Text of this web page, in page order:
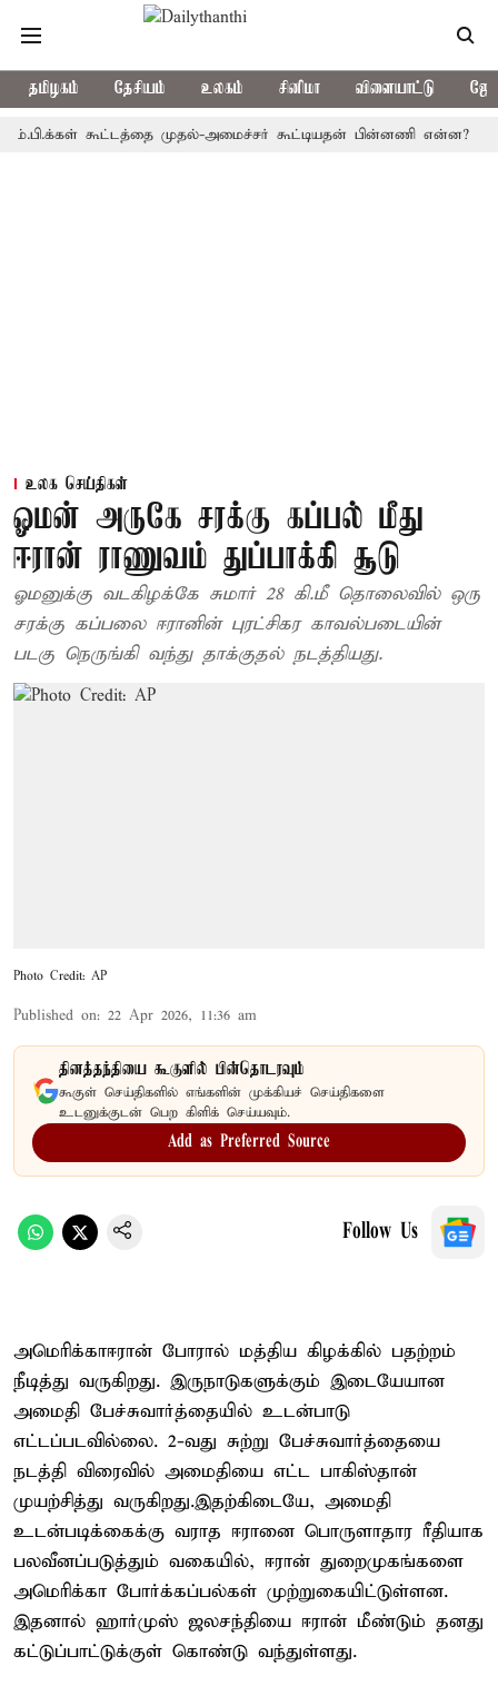
தமிழகம் தேசியம் உலகம் சினிமா விளையாட்டு
கூட்டத்தை முதல்-அமைச்சர் கூட்டியதன் பின்னணி என்ன?
உலக செய்திகள்
ஓமன் அருகே சரக்கு கப்பல் மீது
ஈரான் ராணுவம் துப்பாக்கி சூடு
ஓமனுக்கு வடகிழக்கே சுமார் 28 கி.மீ தொலைவில் ஒரு
சரக்கு கப்பலை ஈரானின் புரட்சிகர காவல்படையின்
படகு நெருங்கி வந்து தாக்குதல் நடத்தியது.
Photo Credit: AP
Published on: 22 Apr 2026, 11:36 am
தினத்தந்தியை கூகுளில் பின்தொடரவும்
கூகுள் செய்திகளில் எங்களின் முக்கியச் செய்திகளை
உடனுக்குடன் பெற கிளிக் செய்யவும்.
Add as Preferred Source
Follow Us
அமெரிக்கா–ஈரான் போரால் மத்திய கிழக்கில் பதற்றம்
நீடித்து வருகிறது. இருநாடுகளுக்கும் இடையேயான
அமைதி பேச்சுவார்த்தையில் உடன்பாடு
எட்டப்படவில்லை. 2-வது சுற்று பேச்சுவார்த்தையை
நடத்தி விரைவில் அமைதியை எட்ட பாகிஸ்தான்
முயற்சித்து வருகிறது.இதற்கிடையே, அமைதி
உடன்படிக்கைக்கு வராத ஈரானை பொருளாதார ரீதியாக
பலவீனப்படுத்தும் வகையில், ஈரான் துறைமுகங்களை
அமெரிக்கா போர்க்கப்பல்கள் முற்றுகையிட்டுள்ளன.
இதனால் ஹார்முஸ் ஜலசந்தியை ஈரான் மீண்டும் தனது
கட்டுப்பாட்டுக்குள் கொண்டு வந்துள்ளது.